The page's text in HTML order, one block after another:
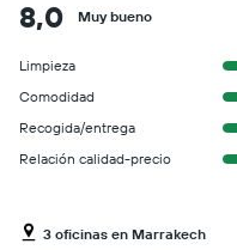
8,0 Muy bueno
Limpieza
Comodidad
Recogida/entrega
Relación calidad-precio
3 oficinas en Marrakech